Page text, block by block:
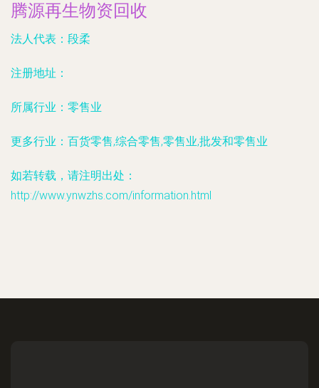
腾源再生物资回收
法人代表： 段柔
注册地址：
所属行业： 零售业
更多行业： 百货零售,综合零售,零售业,批发和零售业
如若转载，请注明出处：
http://www.ynwzhs.com/information.html